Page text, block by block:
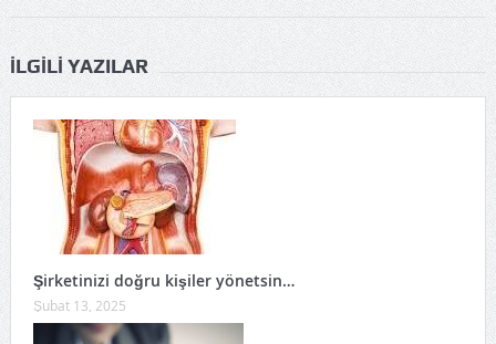
İLGILI YAZILAR
Şirketinizi doğru kişiler yönetsin…
Şubat 13, 2025